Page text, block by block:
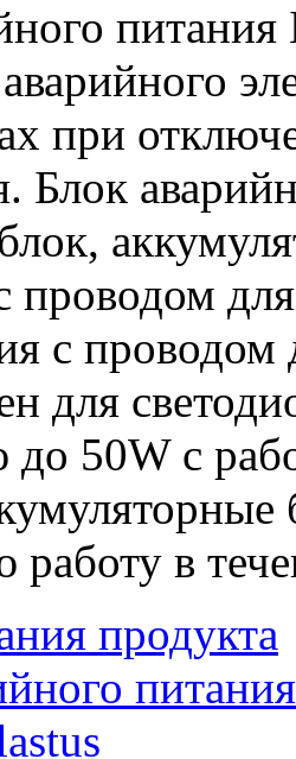
при
Блок
проводом
с
для
50W с
работу в
продукта